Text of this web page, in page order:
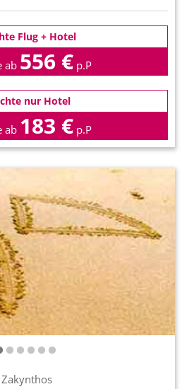
Flug + Hotel
ab 556 € p.P
nur Hotel
ab 183 € p.P